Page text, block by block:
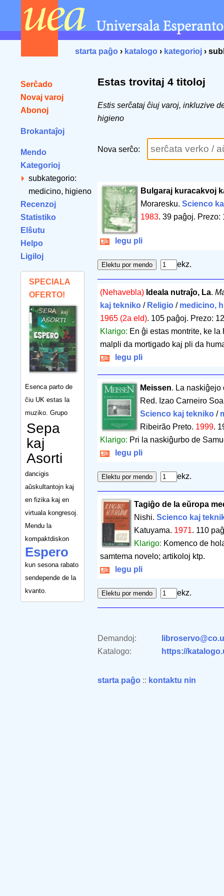
starta paĝo › katalogo › kategorioj ›
Serĉado
Novaj varoj
Abonoj
Brokantaĵoj
Mendo
Kategorioj
subkategorio:
medicino, higieno
Recenzoj
Statistiko
Elŝutu
Helpo
Ligiloj
SPECIALA
OFERTO!
Esenca parto de
ĉiu UK estas la
muziko. Grupo
Sepa
kaj
Asorti
dancigis
aŭskultantojn kaj
en fizika kaj en
virtuala kongresoj.
Mendu la
kompaktdiskon
Espero
kun sesona rabato
sendepende de la
kvanto.
Estas trovitaj 4 titoloj
Estis serĉataj ĉiuj varoj, inkluzive
higieno
Nova serĉo:
Bulgaraj kuracakvoj
Moraresku.Scienco
1983.39 paĝoj. Prezo:
legu pli
ekz.
(Nehavebla) Ideala nutraĵo, La.
kaj tekniko / Religio / medicino,
1965 (2a eld). 105 paĝoj. Prezo:
Klarigo: En ĝi estas montrite, ke
malpli da mortigado kaj pli da
legu pli
Meissen. La naskiĝejo
Red. Izao Carneiro
Scienco kaj tekniko /
Ribeirão Preto. 1999.
Klarigo: Pri la naskiĝurbo de
legu pli
ekz.
Tagiĝo de la eŭropa
Nishi. Scienco kaj
Katuyama. 1971. 110
Klarigo: Komenco de
samtema novelo; artikoloj ktp.
legu pli
ekz.
Demandoj:
Katalogo:
https://
starta paĝo :: kontaktu nin